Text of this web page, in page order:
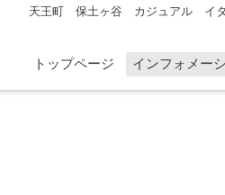
天王町 保土ヶ谷 カジュアル イ
トップページ インフォメー